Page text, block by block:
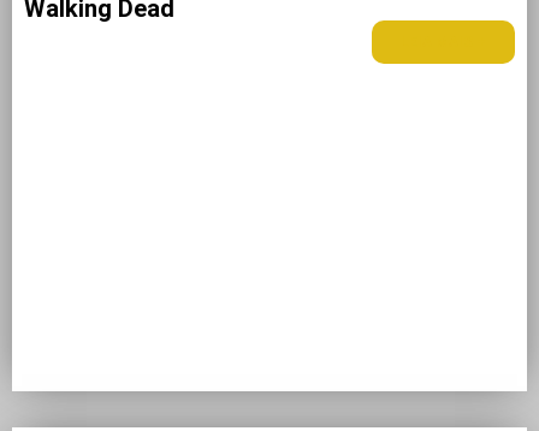
Walking Dead